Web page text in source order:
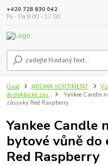
+420 728 830 042
Po - Pá 8:00 - 17:00
Úvod AROMA SORTIMENT
do elektrické zás.
Yankee Candle
zásuvky Red Raspberry
Yankee Candle
bytové vůně do
Red Raspberry